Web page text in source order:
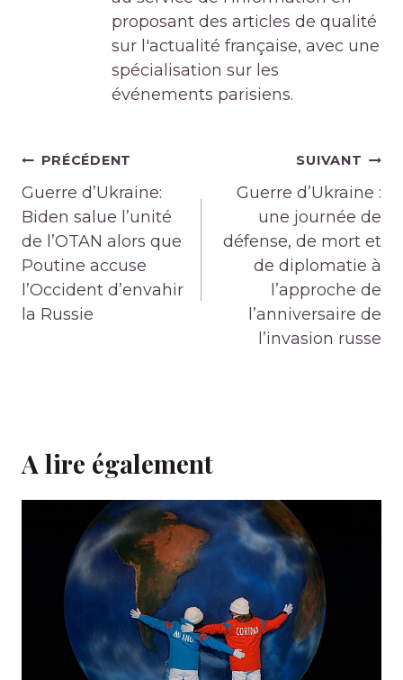
proposant des articles de qualité
sur l'actualité française, avec une
spécialisation sur les
événements parisiens.
Navigation
de
l’article
PRÉCÉDENT
Guerre d’Ukraine:
Biden salue l’unité
de l’OTAN alors que
Poutine accuse
l’Occident d’envahir
la Russie
SUIVANT
Guerre d’Ukraine :
une journée de
défense, de mort et
de diplomatie à
l’approche de
l’anniversaire de
l’invasion russe
A lire également